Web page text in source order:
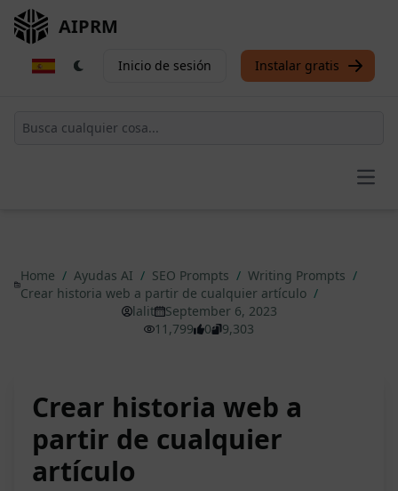
AIPRM
Inicio de sesión Instalar gratis
Home / Ayudas AI / SEO Prompts / Writing Prompts /
Crear historia web a partir de cualquier artículo /
lalit
September 6, 2023
11,799
0 9,303
Crear historia web a
partir de cualquier
artículo